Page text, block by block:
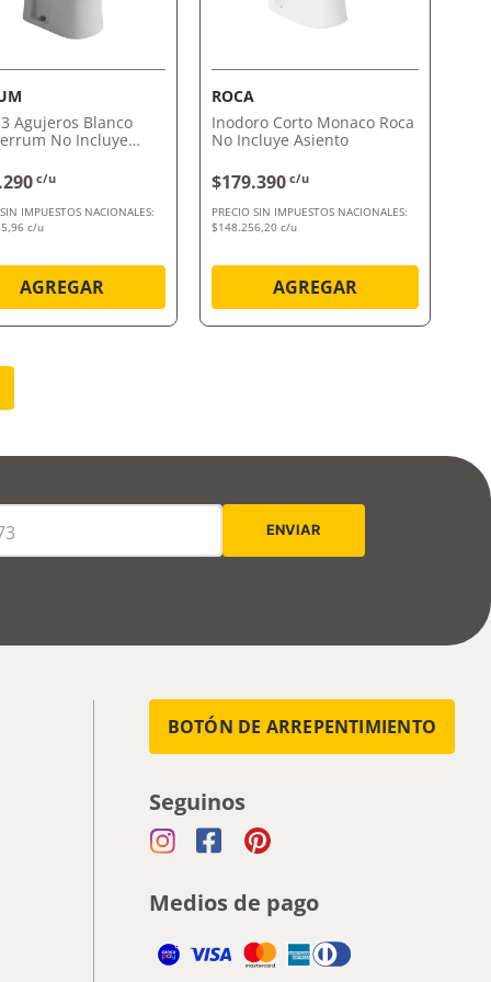
VISTA RÁPIDA
Agujeros Blanco
No Incluye
c/u
IMPUESTOS NACIONALES:
c/u
AGREGAR
VISTA RÁPIDA
ROCA
Inodoro Corto Monaco Roca
No Incluye Asiento
$179.390 c/u
PRECIO SIN IMPUESTOS NACIONALES:
$148.256,20 c/u
AGREGAR
BOTÓN DE ARREPENTIMIENTO
Seguinos
Medios de pago